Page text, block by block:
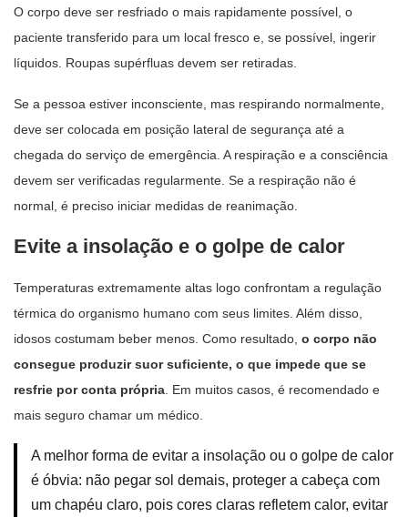
O corpo deve ser resfriado o mais rapidamente possível, o
paciente transferido para um local fresco e, se possível, ingerir
líquidos. Roupas supérfluas devem ser retiradas.
Se a pessoa estiver inconsciente, mas respirando normalmente,
deve ser colocada em posição lateral de segurança até a
chegada do serviço de emergência. A respiração e a consciência
devem ser verificadas regularmente. Se a respiração não é
normal, é preciso iniciar medidas de reanimação.
Evite a insolação e o golpe de calor
Temperaturas extremamente altas logo confrontam a regulação
térmica do organismo humano com seus limites. Além disso,
idosos costumam beber menos. Como resultado, o corpo não
consegue produzir suor suficiente, o que impede que se
resfrie por conta própria . Em muitos casos, é recomendado e
mais seguro chamar um médico.
A melhor forma de evitar a insolação ou o golpe de calor
é óbvia: não pegar sol demais, proteger a cabeça com
um chapéu claro, pois cores claras refletem calor, evitar